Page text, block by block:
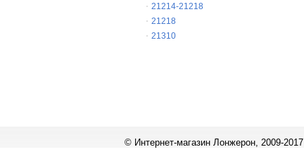
21214-21218
21218
21310
© Интернет-магазин Лонжерон, 2009-2017